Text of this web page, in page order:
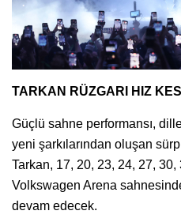
TARKAN RÜZGARI HIZ
Güçlü sahne performansı,
yeni şarkılarından oluşan
Tarkan, 17, 20, 23, 24, 27,
Volkswagen Arena
devam edecek.